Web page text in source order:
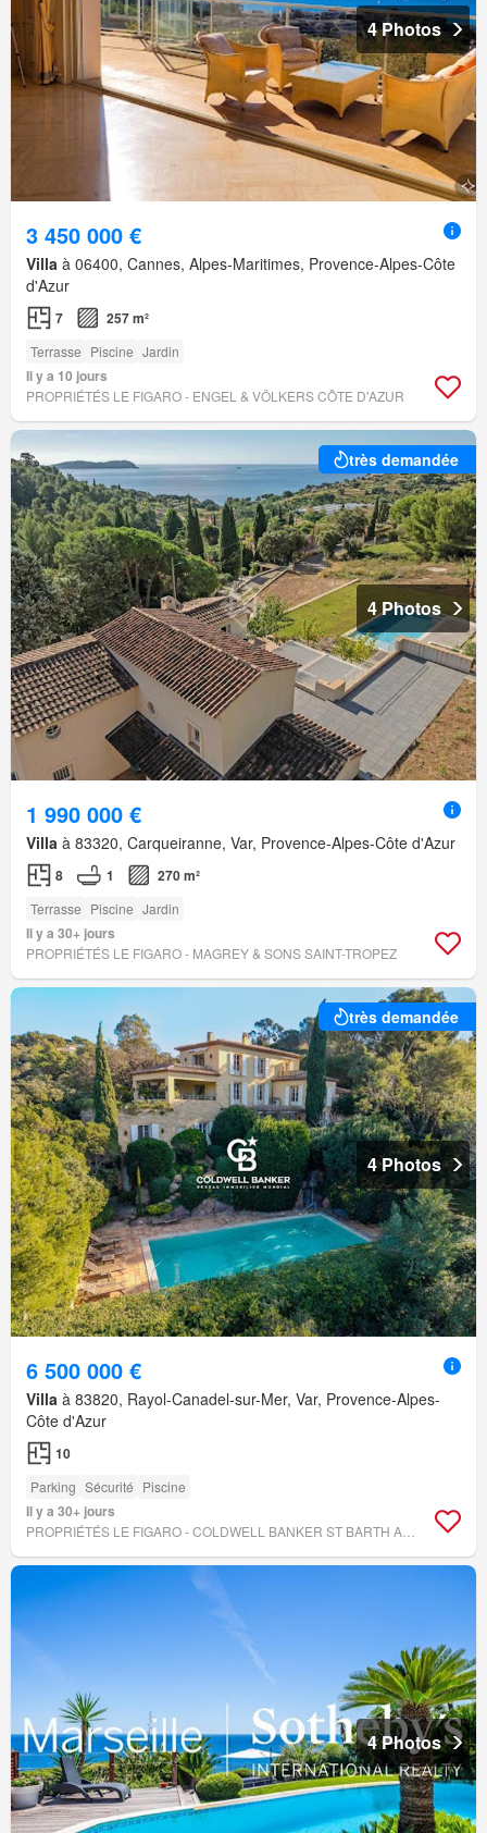
4 Photos
3 450 000 €
Villa à 06400, Cannes, Alpes-Maritimes, Provence-Alpes-Côte
d'Azur
7 257 m²
Terrasse Piscine Jardin
Il y a 10 jours
PROPRIÉTÉS LE FIGARO - ENGEL & VÖLKERS CÔTE D'AZUR
très demandée
4 Photos
1 990 000 €
Villa à 83320, Carqueiranne, Var, Provence-Alpes-Côte d'Azur
8 1 270 m²
Terrasse Piscine Jardin
Il y a 30+ jours
PROPRIÉTÉS LE FIGARO - MAGREY & SONS SAINT-TROPEZ
très demandée
4 Photos
6 500 000 €
Villa à 83820, Rayol-Canadel-sur-Mer, Var, Provence-Alpes-
Côte d'Azur
10
Parking Sécurité Piscine
Il y a 30+ jours
4 Photos